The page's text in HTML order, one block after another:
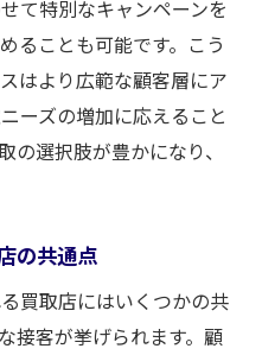
て特別なキャンペーンを
ることも可能です。こう
はより広範な顧客層にア
ーズの増加に応えること
の選択肢が豊かになり、
の共通点
買取店にはいくつかの共
接客が挙げられます。顧